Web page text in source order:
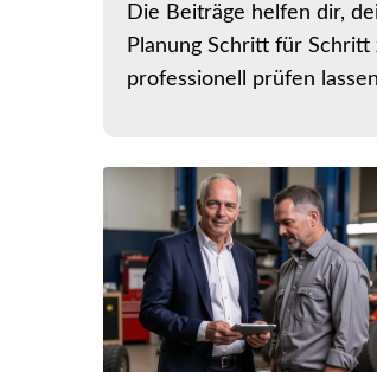
Die Beiträge helfen dir,
Planung Schritt für
professionell prüfen